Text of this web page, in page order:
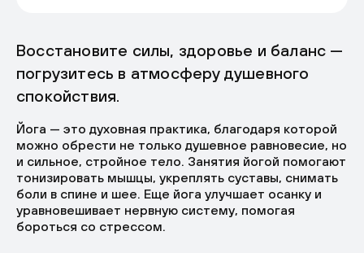
Восстановите силы, здоровье и баланс —
погрузитесь в атмосферу душевного
спокойствия.
Йога — это духовная практика, благодаря которой
можно обрести не только душевное равновесие, но
и сильное, стройное тело. Занятия йогой помогают
тонизировать мышцы, укреплять суставы, снимать
боли в спине и шее. Еще йога улучшает осанку и
уравновешивает нервную систему, помогая
бороться со стрессом.